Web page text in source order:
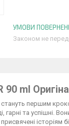
Законом не
90 ml
першим
гарні та успішні.
історіям